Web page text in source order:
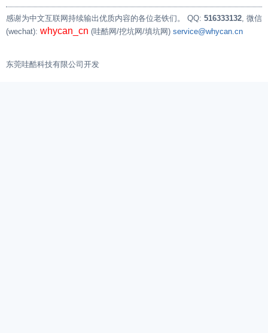
感谢为中文互联网持续输出优质内容的各位老铁们。 QQ: 516333132, 微信
(wechat): whycan_cn (哇酷网/挖坑网/填坑网) service@whycan.cn
东莞哇酷科技有限公司开发